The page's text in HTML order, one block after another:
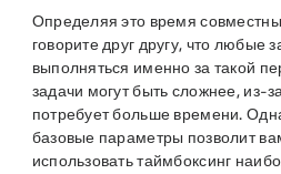
Определяя это время
говорите друг другу, что любые
выполняться именно за такой
задачи могут быть сложнее, из-
потребует больше времени.
базовые параметры позволит
использовать таймбоксинг